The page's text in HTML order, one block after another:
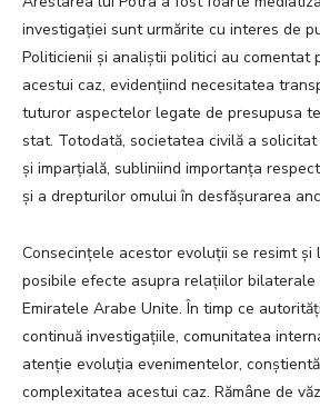
investigației sunt urmărite cu interes de
Politicienii și analiștii politici au comentat
acestui caz, evidențiind necesitatea
tuturor aspectelor legate de presupusa
stat. Totodată, societatea civilă a
și imparțială, subliniind importanța
și a drepturilor omului în desfășurarea
Consecințele acestor evoluții se resimt și
posibile efecte asupra relațiilor bilaterale
Emiratele Arabe Unite. În timp ce
continuă investigațiile, comunitatea
atenție evoluția evenimentelor,
complexitatea acestui caz. Rămâne de